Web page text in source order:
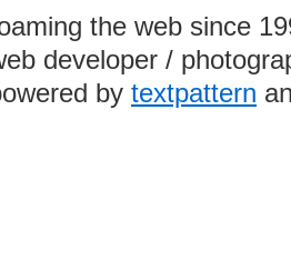
the web since
developer /
by textpattern